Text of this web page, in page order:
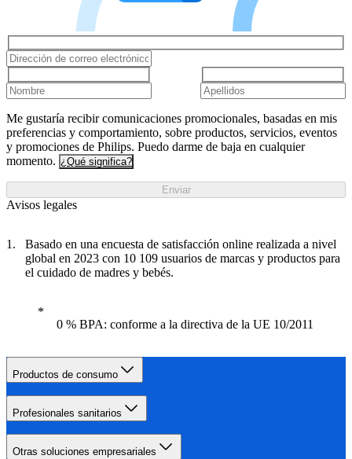
Me gustaría recibir comunicaciones promocionales, basadas en mis
preferencias y comportamiento, sobre productos, servicios, eventos
y promociones de Philips. Puedo darme de baja en cualquier
momento. ¿Qué significa?
Enviar
Avisos legales
Basado en una encuesta de satisfacción online realizada a nivel
global en 2023 con 10 109 usuarios de marcas y productos para
el cuidado de madres y bebés.
0 % BPA: conforme a la directiva de la UE 10/2011
Productos de consumo
Profesionales sanitarios
Otras soluciones empresariales